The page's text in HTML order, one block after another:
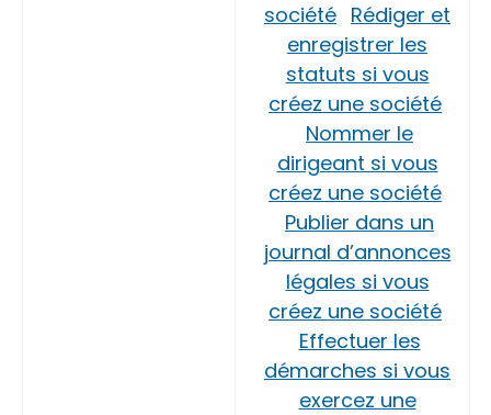
société Rédiger et
enregistrer les
statuts si vous
créez une société
Nommer le
dirigeant si vous
créez une société
Publier dans un
journal d’annonces
légales si vous
créez une société
Effectuer les
démarches si vous
exercez une